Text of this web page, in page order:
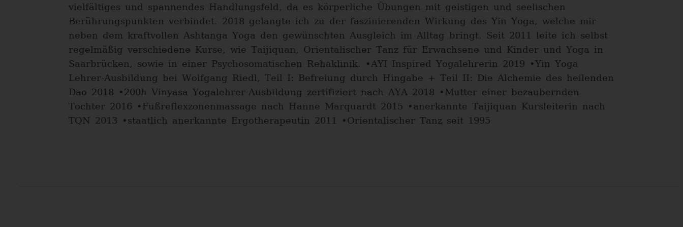
vielfältiges und spannendes Handlungsfeld, da es körperliche Übungen mit geistigen und seelischen
Berührungspunkten verbindet. 2018 gelangte ich zu der faszinierenden Wirkung des Yin Yoga, welche mir
neben dem kraftvollen Ashtanga Yoga den gewünschten Ausgleich im Alltag bringt. Seit 2011 leite ich selbst
regelmäßig verschiedene Kurse, wie Taijiquan, Orientalischer Tanz für Erwachsene und Kinder und Yoga in
Saarbrücken, sowie in einer Psychosomatischen Rehaklinik. •AYI Inspired Yogalehrerin 2019 •Yin Yoga
Lehrer-Ausbildung bei Wolfgang Riedl, Teil I: Befreiung durch Hingabe + Teil II: Die Alchemie des heilenden
Dao 2018 •200h Vinyasa Yogalehrer-Ausbildung zertifiziert nach AYA 2018 •Mutter einer bezaubernden
Tochter 2016 •Fußreflexzonenmassage nach Hanne Marquardt 2015 •anerkannte Taijiquan Kursleiterin nach
TQN 2013 •staatlich anerkannte Ergotherapeutin 2011 •Orientalischer Tanz seit 1995